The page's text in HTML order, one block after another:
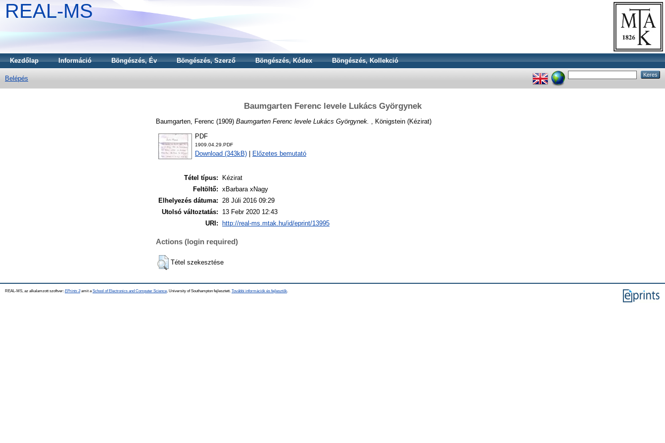
REAL-MS
Kezdőlap Információ Böngészés, Év Böngészés, Szerző Böngészés, Kódex Böngészés, Kollekció
Belépés
Baumgarten Ferenc levele Lukács Györgynek
Baumgarten, Ferenc (1909) Baumgarten Ferenc levele Lukács Györgynek. , Königstein (Kézirat)
PDF
1909.04.29.PDF
Download (343kB) Előzetes bemutató
Tétel típus:
Kézirat
Feltöltő: xBarbara xNagy
Elhelyezés dátuma: 28 Júli 2016 09:29
Utolsó változtatás:
13 Febr 2020 12:43
URI:
http://real-ms.mtak.hu/id/eprint/13995
Actions (login required)
Tétel szekesztése
REAL-MS, az alkalamzott szoftver: EPrints 3amit a School of Electronics and Computer Science , University of Southampton fejlesztett. További információk és fejlesztők